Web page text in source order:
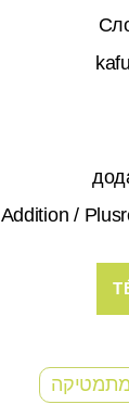
Addition /
מתמטיקה